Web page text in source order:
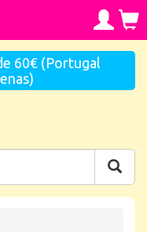
60€ (Portugal